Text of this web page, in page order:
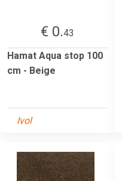
€ 0.43
Hamat Aqua stop 100
cm - Beige
Ivol